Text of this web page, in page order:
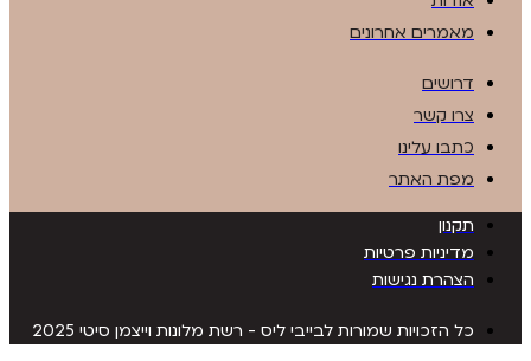
מאמרים אחרונים
דרושים
צרו קשר
כתבו עלינו
מפת האתר
תקנון
מדיניות פרטיות
הצהרת נגישות
כל הזכויות שמורות לבייבי ליס - רשת מלונות וייצמן סיטי 2025